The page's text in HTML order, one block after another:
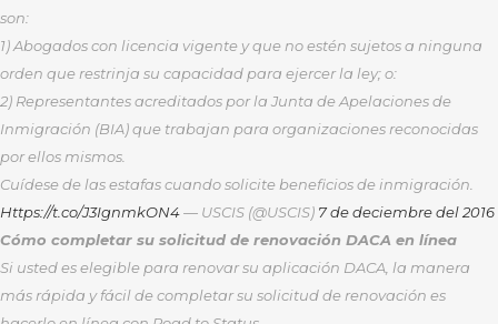
son:
1) Abogados con licencia vigente y que no estén sujetos a ninguna
orden que restrinja su capacidad para ejercer la ley; o:
2) Representantes acreditados por la Junta de Apelaciones de
Inmigración (BIA) que trabajan para organizaciones reconocidas
por ellos mismos.
Cuídese de las estafas cuando solicite beneficios de inmigración.
Https://t.co/J3IgnmkON4— USCIS (@USCIS) 7 de deciembre del2016
Cómo completar su solicitud de renovación DACA en línea
Si usted es elegible para renovar su aplicación DACA, la manera
más rápida y fácil de completar su solicitud de renovación es